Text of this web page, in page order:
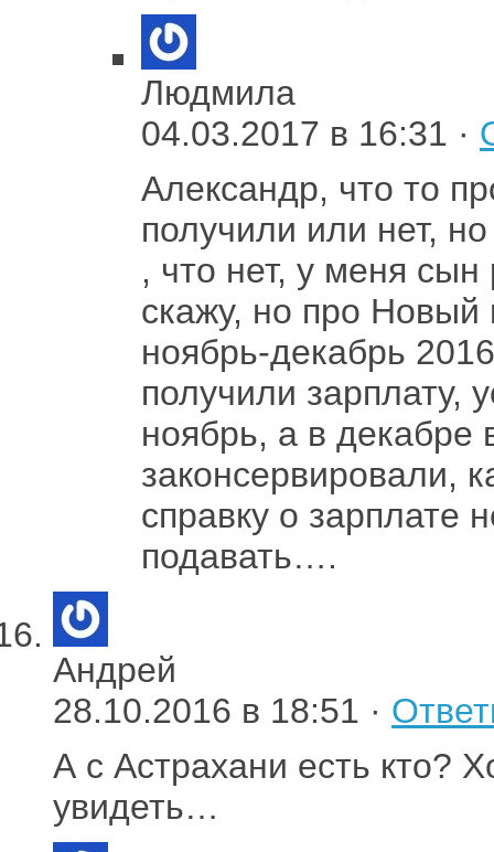
Людмила
04.03.2017 в 16:31 ·
Александр, что то
получили или нет,
, что нет, у меня сын
скажу, но про Новый
ноябрь-декабрь
получили зарплату,
ноябрь, а в декабре
законсервировали,
справку о зарплате
подавать….
Андрей
28.10.2016 в 18:51 ·
А с Астрахани есть кто?
увидеть…